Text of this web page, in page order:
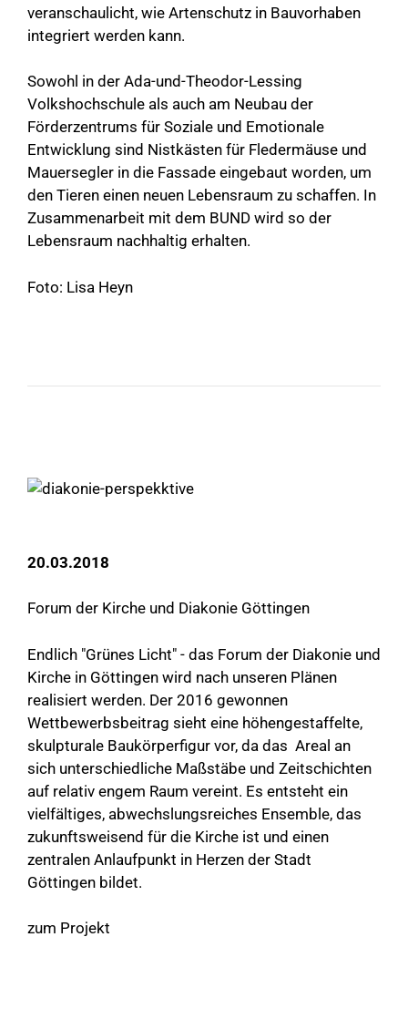
veranschaulicht, wie Artenschutz in Bauvorhaben
integriert werden kann.
Sowohl in der Ada-und-Theodor-Lessing
Volkshochschule als auch am Neubau der
Förderzentrums für Soziale und Emotionale
Entwicklung sind Nistkästen für Fledermäuse und
Mauersegler in die Fassade eingebaut worden, um
den Tieren einen neuen Lebensraum zu schaffen. In
Zusammenarbeit mit dem BUND wird so der
Lebensraum nachhaltig erhalten.
Foto: Lisa Heyn
20.03.2018
Forum der Kirche und Diakonie Göttingen
Endlich "Grünes Licht" - das Forum der Diakonie und
Kirche in Göttingen wird nach unseren Plänen
realisiert werden. Der 2016 gewonnen
Wettbewerbsbeitrag sieht eine höhengestaffelte,
skulpturale Baukörperfigur vor, da das Areal an
sich unterschiedliche Maßstäbe und Zeitschichten
auf relativ engem Raum vereint. Es entsteht ein
vielfältiges, abwechslungsreiches Ensemble, das
zukunftsweisend für die Kirche ist und einen
zentralen Anlaufpunkt in Herzen der Stadt
Göttingen bildet.
zum Projekt